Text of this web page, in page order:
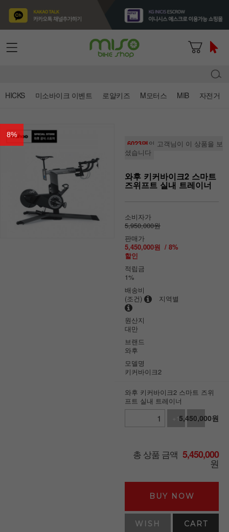
HICKS 미소바이크 이벤트 로얄키즈 M모터스 MIB 자전거
8%
6023명의 고객님이 이 상품을 보
셨습니다
와후 키커바이크2 스마트
즈위프트 실내 트레이너
소비자가
5,950,000원
판매가
5,450,000원 / 8%
할인
적립금
1%
배송비
(조건)
지역별
원산지
대만
브랜드
와후
모델명
키커바이크2
와후 키커바이크2 스마트 즈위
프트 실내 트레이너
+1
-1
5,450,000원
총 상품 금액 5,450,000
원
BUY NOW
WISH CART